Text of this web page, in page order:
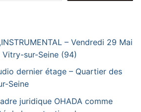
– Vendredi 29 Mai
sur-Seine (94)
dernier étage – Quartier des
Seine
juridique OHADA comme